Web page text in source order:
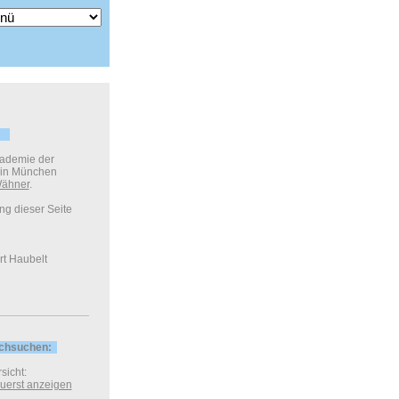
der
München
.
dieser Seite
Haubelt
anzeigen